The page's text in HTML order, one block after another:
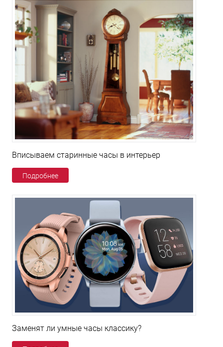
Вписываем старинные часы в интерьер
Подробнее
Заменят ли умные часы классику?